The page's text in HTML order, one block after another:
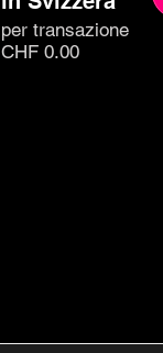
per transazione
CHF 0.00